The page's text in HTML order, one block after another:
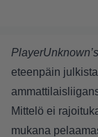
eteenpäin
Mittelö ei
mukana